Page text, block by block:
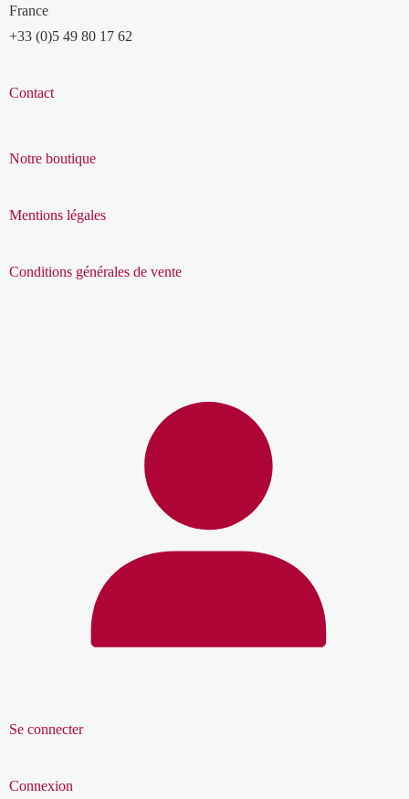
France
+33 (0)5 49 80 17 62
Contact
Notre boutique
Mentions légales
Conditions générales de vente
Se connecter
Connexion